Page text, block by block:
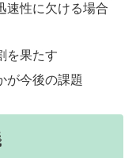
速性に欠ける場合
を果たす
が今後の課題